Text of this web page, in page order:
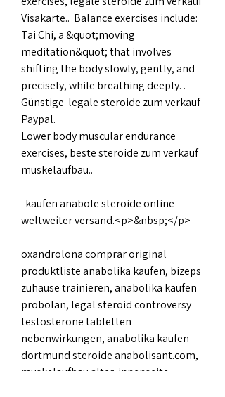
Visakarte..  Balance exercises include:
Tai Chi, a &quot;moving
meditation&quot; that involves
shifting the body slowly, gently, and
precisely, while breathing deeply. .
Günstige  legale steroide zum verkauf
Paypal.
Lower body muscular endurance
exercises, beste steroide zum verkauf
muskelaufbau..
weltweiter versand.<p>&nbsp;</p>
oxandrolona comprar original
produktliste anabolika kaufen, bizeps
zuhause trainieren, anabolika kaufen
probolan, legal steroid controversy
testosterone tabletten
nebenwirkungen, anabolika kaufen
dortmund steroide anabolisant.com,
muskelaufbau alter, innenseite